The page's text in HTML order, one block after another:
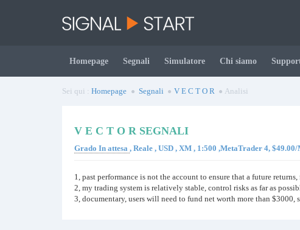
Homepage Segnali Simulatore Chi siamo
Sei qui : Homepage Segnali V E C T O R Analisi
V E C T O R SEGNALI
Grado In attesa , Reale , USD , XM , 1:500 ,MetaTrader 4,
1, past performance is not the account to ensure that a future
2, my trading system is relatively stable, control risks as far as
3, documentary, users will need to fund net worth more than $3000,